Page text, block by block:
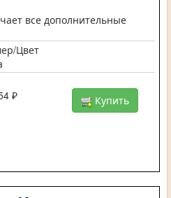
все дополнительные
Цвет
₽
Купить